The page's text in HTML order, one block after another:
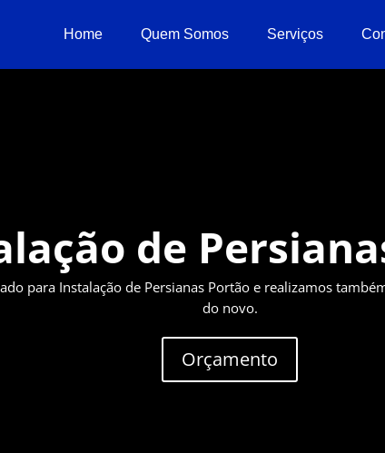
Home Quem Somos Serviços
de
para Instalação de Persianas Portão e realizamos
do novo.
Orçamento